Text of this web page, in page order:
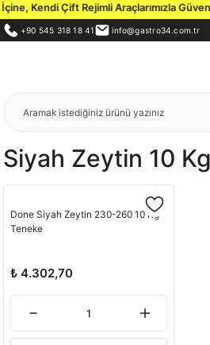
Kendi Çift Rejimli Araçlarımızla
+90 545 318 18 41 info@gastro34.com.tr
Siyah Zeytin 10
Done Siyah Zeytin 230-260 10 Kg
Teneke
₺ 4.302,70